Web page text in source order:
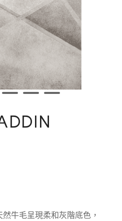
牛毛呈現柔和灰階底色，